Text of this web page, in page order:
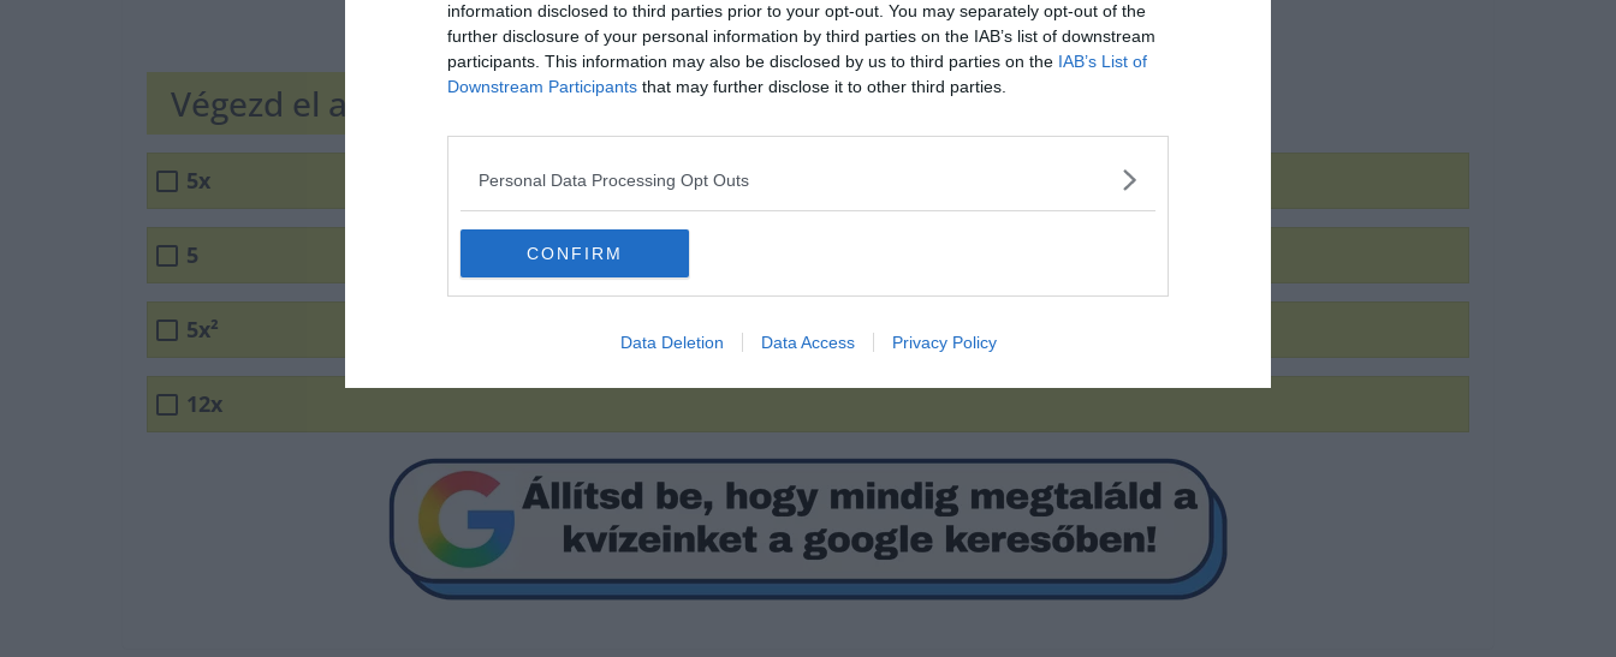
information disclosed to third parties prior to your opt-out. You may separately opt-out of the
further disclosure of your personal information by third parties on the IAB’s list of downstream
participants. This information may also be disclosed by us to third parties on the IAB’s List of
Downstream Participants that may further disclose it to other third parties.
Personal Data Processing Opt Outs
CONFIRM
Data Deletion Data Access Privacy Policy
Végezd el a műveletet!
5x
5
5x²
12x